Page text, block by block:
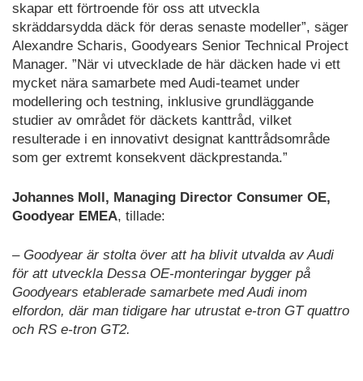
skapar ett förtroende för oss att utveckla
skräddarsydda däck för deras senaste modeller”, säger
Alexandre Scharis, Goodyears Senior Technical Project
Manager. ”När vi utvecklade de här däcken hade vi ett
mycket nära samarbete med Audi-teamet under
modellering och testning, inklusive grundläggande
studier av området för däckets kanttråd, vilket
resulterade i en innovativt designat kanttrådsområde
som ger extremt konsekvent däckprestanda.”
Johannes Moll, Managing Director Consumer OE,
Goodyear EMEA, tillade:
– Goodyear är stolta över att ha blivit utvalda av Audi
för att utveckla Dessa OE-monteringar bygger på
Goodyears etablerade samarbete med Audi inom
elfordon, där man tidigare har utrustat e-tron GT quattro
och RS e-tron GT2.